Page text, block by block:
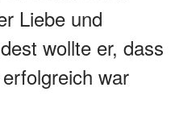
Liebe und
wollte er, dass
war